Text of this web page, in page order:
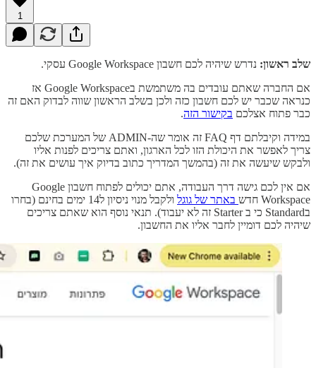
1
שלב ראשון: נדרש שיהיה לכם חשבון Google Workspace עסקי.
אם החברה שאתם עובדים בה משתמשת בGoogle Workspace אז
כנראה שכבר יש לכם חשבון כזה ולכן בשלב הראשון שווה לבדוק האם זה
כבר פתוח אצלכם בקישור הזה.
במידה וקיבלתם דף FAQ זה אומר שה-ADMIN של המערכת שלכם
צריך לאפשר את היכולת הזו לכל הארגון, ואתם צריכים לפנות אליו
ולבקש שיעשה את זה (בהמשך המדריך כתוב בדיוק איך עושים את זה).
אם אין לכם גישה דרך העבודה, אתם יכולים לפתוח חשבון Google
Workspace חדש
באתר של גוגל
ולקבל מנוי ניסיון ל14 ימים בחינם (בחרו
בStandard כי ב Starter זה לא יעבוד). תנאי נוסף הוא שאתם צריכים
שיהיה לכם דומיין לחבר אליו את החשבון.